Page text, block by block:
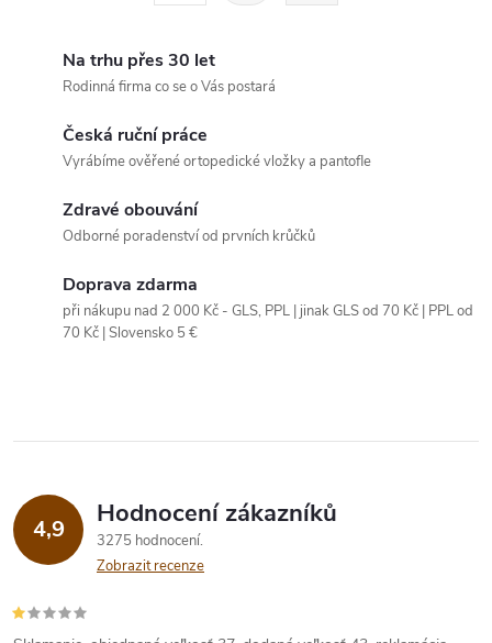
v
ý
p
s
Na trhu přes 30 let
Rodinná firma co se o Vás postará
Česká ruční práce
Vyrábíme ověřené ortopedické vložky a pantofle
Zdravé obouvání
Odborné poradenství od prvních krůčků
Doprava zdarma
při nákupu nad 2 000 Kč - GLS, PPL | jinak GLS od 70 Kč | PPL od
70 Kč | Slovensko 5 €
4,9 Hodnocení zákazníků
3275 hodnocení
Zobrazit recenze